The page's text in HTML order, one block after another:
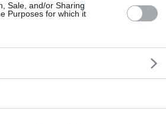
Sale, and/or Sharing
Purposes for which it
Μελίδης: «Ο ΣΥΡΙΖΑ είναι
εδώ με το Πρόγραμμα, τις
Αρχές και την Ιστορία μας»
Στην εκπομπή «Off the Record» της ΕΡΤ
News μίλησε ο εκπρόσωπος Τύπου του